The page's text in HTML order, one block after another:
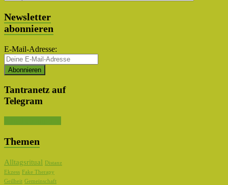
Newsletter
abonnieren
E-Mail-Adresse:
Tantranetz auf
Telegram
Themen
Alltagsritual
Distanz
Ekzess Fake Therapy
Geilheit Gemeinschaft